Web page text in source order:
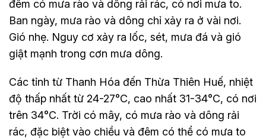
đêm có mưa rào và dông rải rác, có nơi mưa to.
Ban ngày, mưa rào và dông chỉ xảy ra ở vài nơi.
Gió nhẹ. Nguy cơ xảy ra lốc, sét, mưa đá và gió
giật mạnh trong cơn mưa dông.
Các tỉnh từ Thanh Hóa đến Thừa Thiên Huế, nhiệt
độ thấp nhất từ 24-27°C, cao nhất 31-34°C, có nơi
trên 34°C. Trời có mây, có mưa rào và dông rải
rác, đặc biệt vào chiều và đêm có thể có mưa to